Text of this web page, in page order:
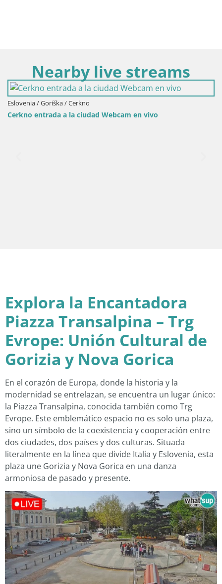
Nearby live streams
vivo Aquileia – Decumano di Aratria Galla
Explora la Encantadora
Piazza Transalpina – Trg
Evrope: Unión Cultural de
Gorizia y Nova Gorica
En el corazón de Europa, donde la historia y la
modernidad se entrelazan, se encuentra un lugar único:
la Piazza Transalpina, conocida también como Trg
Evrope. Este emblemático espacio no es solo una plaza,
sino un símbolo de la coexistencia y cooperación entre
dos ciudades, dos países y dos culturas. Situada
literalmente en la línea que divide Italia y Eslovenia, esta
plaza une Gorizia y Nova Gorica en una danza
armoniosa de pasado y presente.